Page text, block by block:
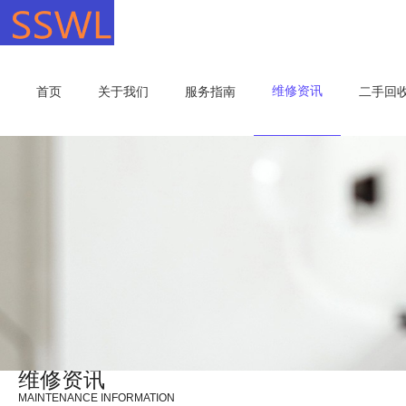
首页 关于我们 服务指南 维修资讯 二手回
维修资讯
MAINTENANCE INFORMATION